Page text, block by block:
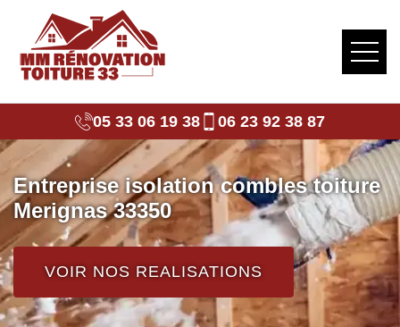
05 33 06 19 38 06 23 92 38 87
Entreprise isolation combles toiture
Merignas 33350
VOIR NOS REALISATIONS